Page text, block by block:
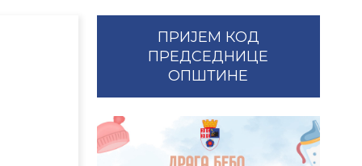
ПРИЈЕМ КОД
ПРЕДСЕДНИЦЕ
ОПШТИНЕ